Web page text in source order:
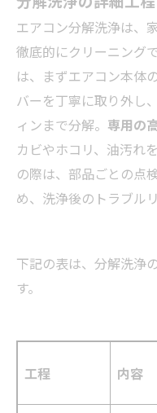
エアコン分解洗浄は、
徹底的にクリーニング
は、まずエアコン本体
バーを丁寧に取り外し
ィンまで分解。 専用の
カビやホコリ、油汚れ
の際は、部品ごとの点
め、洗浄後のトラブル
下記の表は、分解洗浄
す。
工程 内容